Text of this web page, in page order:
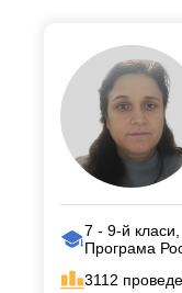
7 - 9-й класи,
Програма
3112